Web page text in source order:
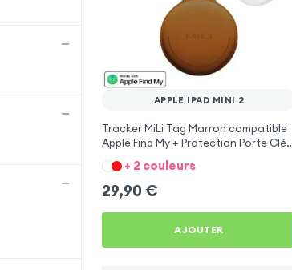
APPLE IPAD MINI 2
Tracker MiLi Tag Marron compatible
Apple Find My + Protection Porte Clés
pour Apple iPad Mini 2
+ 2 couleurs
29,90 €
AJOUTER